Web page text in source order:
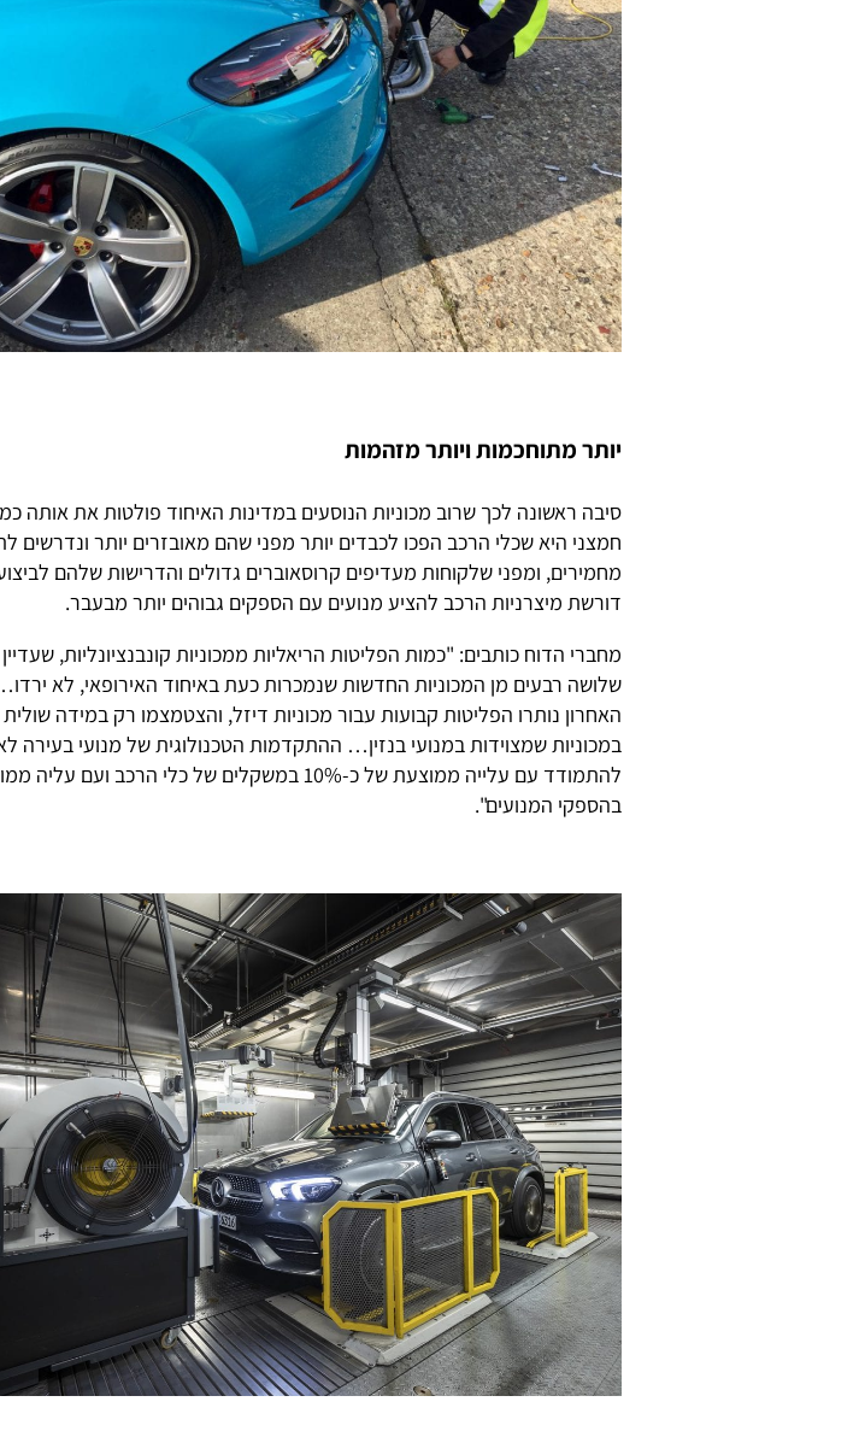
יותר מתוחכמות ויותר מזהמות
סיבה ראשונה לכך שרוב מכוניות הנוסעים במדינות האיחוד פולטות את אותה
חמצני היא שכלי הרכב הפכו לכבדים יותר מפני שהם מאובזרים יותר ונדרשים
מחמירים, ומפני שלקוחות מעדיפים קרוסאוברים גדולים והדרישות שלהם
דורשת מיצרניות הרכב להציע מנועים עם הספקים גבוהים יותר מבעבר.
מחברי הדוח כותבים: "כמות הפליטות הריאליות ממכוניות קונבנציונליות,
שלושה רבעים מן המכוניות החדשות שנמכרות כעת באיחוד האירופאי, לא
במכוניות שמצוידות במנועי בנזין… ההתקדמות הטכנולוגית של מנועי בעירה
בהספקי המנועים".